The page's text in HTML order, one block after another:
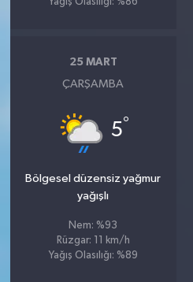
25 MART
ÇARŞAMBA
5°
Bölgesel düzensiz yağmur
yağışlı
Nem: %93
Rüzgar: 11 km/h
Yağış Olasılığı: %89